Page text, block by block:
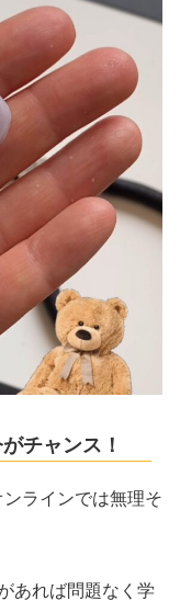
チャンス！
ラインでは無理そ
あれば問題なく学